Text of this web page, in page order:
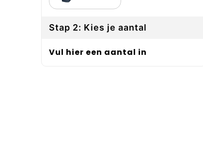
Stap 2: Kies je aantal
Vul hier een aantal in